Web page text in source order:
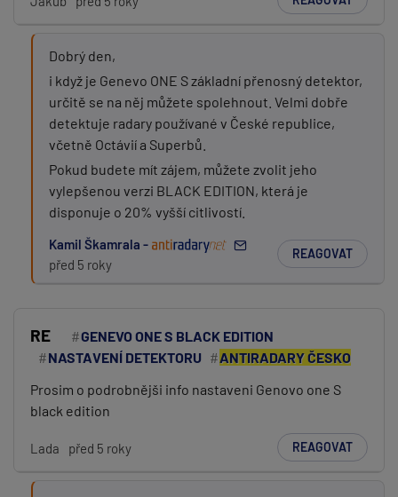
Dobrý den,
i když je Genevo ONE S základní přenosný detektor,
určitě se na něj můžete spolehnout. Velmi dobře
detektuje radary používané v České republice,
včetně Octávií a Superbů.
Pokud budete mít zájem, můžete zvolit jeho
vylepšenou verzi BLACK EDITION, která je
disponuje o 20% vyšší citlivostí.
Kamil Škamrala -
před 5 roky
REAGOVAT
RE
GENEVO ONE S BLACK EDITION
NASTAVENÍ DETEKTORU
ANTIRADARY ČESKO
Prosim o podrobnějši info nastaveni Genovo one S
black edition
Lada před 5 roky REAGOVAT